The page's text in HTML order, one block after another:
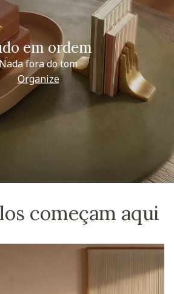
em ordem
fora do tom
Organize
começam aqui